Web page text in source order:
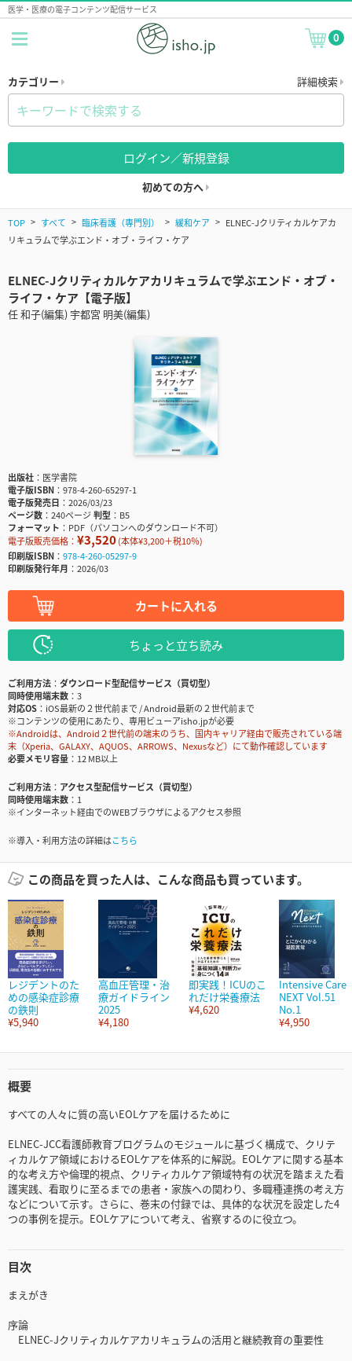
医学・医療の電子コンテンツ配信サービス
0
カテゴリー 詳細検索
ログイン／新規登録
初めての方へ
TOP すべて 臨床看護（専門別） 緩和ケア
ELNEC-Jクリティカルケアカ
リキュラムで学ぶエンド・オブ・ライフ・ケア
ELNEC-Jクリティカルケアカリキュラムで学ぶエンド・オブ・
ライフ・ケア【電子版】
任 和子(編集) 宇都宮 明美(編集)
出版社
医学書院
電子版ISBN
978-4-260-65297-1
電子版発売日
2026/03/23
ページ数
240ページ判型
B5
フォーマット
PDF（パソコンへのダウンロード不可）
電子版販売価格： ¥3,520(本体¥3,200＋税10％)
印刷版ISBN
978-4-260-05297-9
印刷版発行年月
2026/03
カートに入れる
ちょっと立ち読み
ご利用方法
ダウンロード型配信サービス（買切型）
同時使用端末数
3
対応OS
iOS最新の２世代前まで / Android最新の２世代前まで
※コンテンツの使用にあたり、専用ビューアisho.jpが必要
※Androidは、Android２世代前の端末のうち、国内キャリア経由で販売されている端
末（Xperia、GALAXY、AQUOS、ARROWS、Nexusなど）にて動作確認しています
必要メモリ容量
12 MB以上
ご利用方法
アクセス型配信サービス（買切型）
同時使用端末数
1
※インターネット経由でのWEBブラウザによるアクセス参照
※導入・利用方法の詳細はこちら
この商品を買った人は、こんな商品も買っています。
レジデントのた
めの感染症診療
の鉄則
¥5,940
高血圧管理・治
療ガイドライン
2025
¥4,180
即実践！ICUのこ
れだけ栄養療法
¥4,620
Intensive Care
NEXT Vol.51
No.1
¥4,950
概要
すべての人々に質の高いEOLケアを届けるために
ELNEC-JCC看護師教育プログラムのモジュールに基づく構成で、クリテ
ィカルケア領域におけるEOLケアを体系的に解説。EOLケアに関する基本
的な考え方や倫理的視点、クリティカルケア領域特有の状況を踏まえた看
護実践、看取りに至るまでの患者・家族への関わり、多職種連携の考え方
などについて示す。さらに、巻末の付録では、具体的な状況を設定した4
つの事例を提示。EOLケアについて考え、省察するのに役立つ。
目次
まえがき
序論
ELNEC-Jクリティカルケアカリキュラムの活用と継続教育の重要性